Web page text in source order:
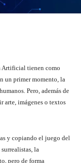
Artificial tienen como
un primer momento, la
Pero, además de
arte, imágenes o textos
y copiando el juego del
la
pero de forma